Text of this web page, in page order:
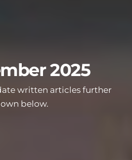
2025
written articles further
below.